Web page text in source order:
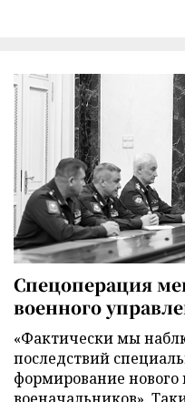
Спецоперация
военного
«Фактически мы
последствий
формирование нового
военачальников».